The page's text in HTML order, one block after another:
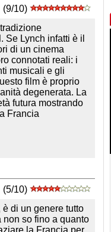
(9/10)
Lynch infatti è il
di un cinema
connotati reali: i
musicali e gli
film è proprio
degenerata. La
futura mostrando
Francia
(5/10)
di un genere tutto
so fino a quanto
la Francia per